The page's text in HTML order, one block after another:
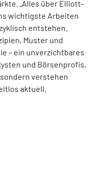
„Alles über Elliott-
wichtigste Arbeiten
entstehen.
Muster und
– ein unverzichtbares
und Börsenprofis,
verstehen
aktuell.